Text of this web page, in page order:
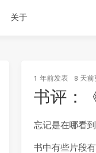
关于
1 年前发表 8 天前
书评：
忘记是在哪看
书中有些片段